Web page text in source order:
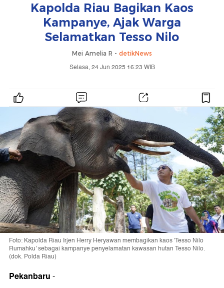
Kapolda Riau Bagikan Kaos
Kampanye, Ajak Warga
Selamatkan Tesso Nilo
Mei Amelia R - detikNews
Selasa, 24 Jun 2025 16:23 WIB
Foto: Kapolda Riau Irjen Herry Heryawan membagikan kaos 'Tesso Nilo
Rumahku' sebagai kampanye penyelamatan kawasan hutan Tesso Nilo.
(dok. Polda Riau)
Pekanbaru-